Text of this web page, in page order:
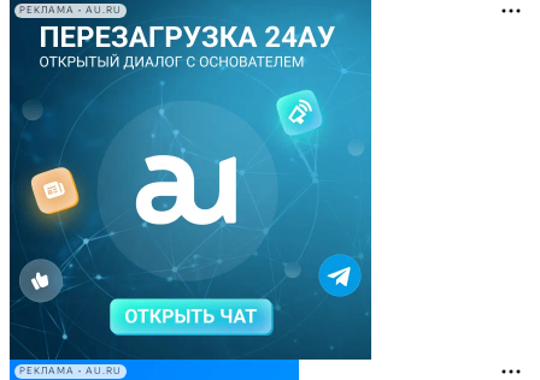
РЕКЛАМА • AU.RU
РЕКЛАМА • AU.RU